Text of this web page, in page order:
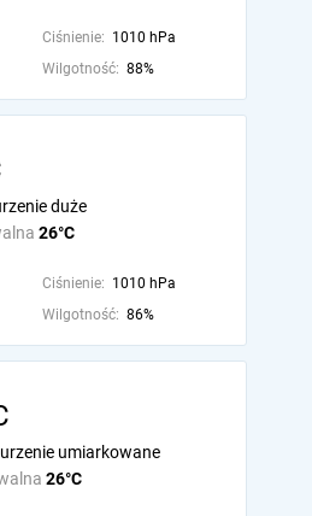
Ciśnienie: 1010 hPa
Wilgotność: 88%
26°C
duże
Ciśnienie: 1010 hPa
Wilgotność: 86%
26°C
umiarkowane